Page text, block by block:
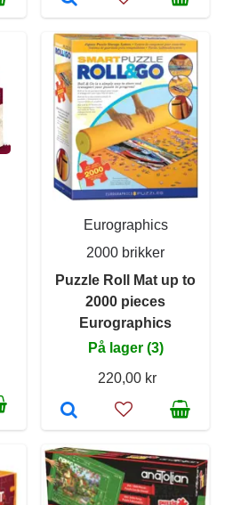
Eurographics
2000 brikker
Puzzle Roll Mat up to
2000 pieces
Eurographics
På lager (3)
220,00 kr